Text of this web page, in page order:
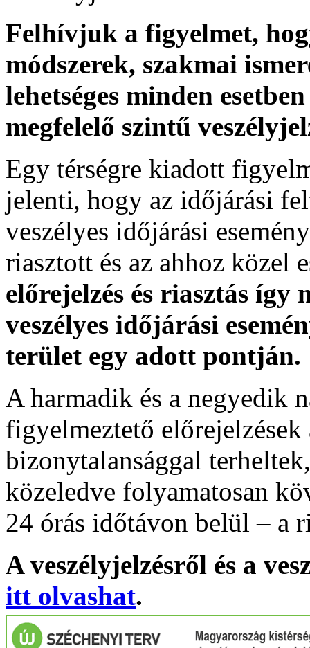
Felhívjuk a figyelmet,
módszerek, szakmai
lehetséges minden
megfelelő szintű
Egy térségre kiadott
jelenti, hogy az időjárási
veszélyes időjárási
riasztott és az ahhoz közel
előrejelzés és riasztás
veszélyes időjárási
terület egy adott pontján.
A harmadik és a negyedik
figyelmeztető
bizonytalansággal
közeledve folyamatosan
24 órás időtávon belül – a
A veszélyjelzésről és a
itt olvashat.